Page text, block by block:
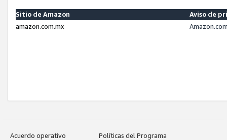
Sitio de Amazon
Aviso de
amazon.com.mx
Acuerdo operativo
Políticas del Programa